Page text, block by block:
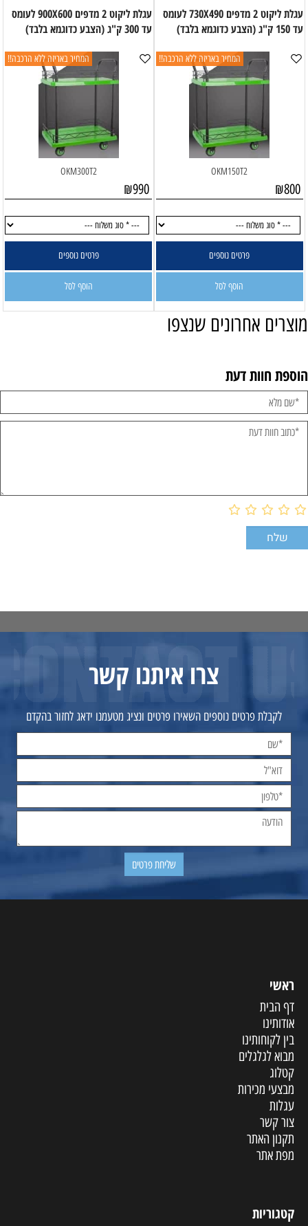
עגלת ליקוט 2 מדפים 730X490 לעומס
עד 150 ק"ג (הצבע כדוגמא בלבד)
המחיר באריזה ללא הרכבה!!
₪800
פרטים נוספים
הוסף לסל
עגלת ליקוט 2 מדפים 900X600 לעומס
עד 300 ק"ג (הצבע כדוגמא בלבד)
המחיר באריזה ללא הרכבה!!
OKM300T2
₪990
פרטים נוספים
הוסף לסל
מוצרים אחרונים שנצפו
הוספת חוות דעת
צרו איתנו קשר
לקבלת פרטים נוספים השאירו פרטים ונציג מטעמנו ידאג לחזור בהקדם
ראשי
דף הבית
אודותינו
בין לקוחותינו
מבוא לגלגלים
קטלוג
מבצעי מכירות
עגלות
צור קשר
תקנון האתר
מפת אתר
קטגוריות